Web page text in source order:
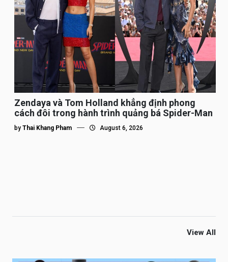
Zendaya và Tom Holland khẳng định phong
cách đôi trong hành trình quảng bá Spider-Man
by Thai Khang Pham August 6, 2026
View All